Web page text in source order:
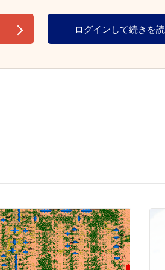
ログインして続きを